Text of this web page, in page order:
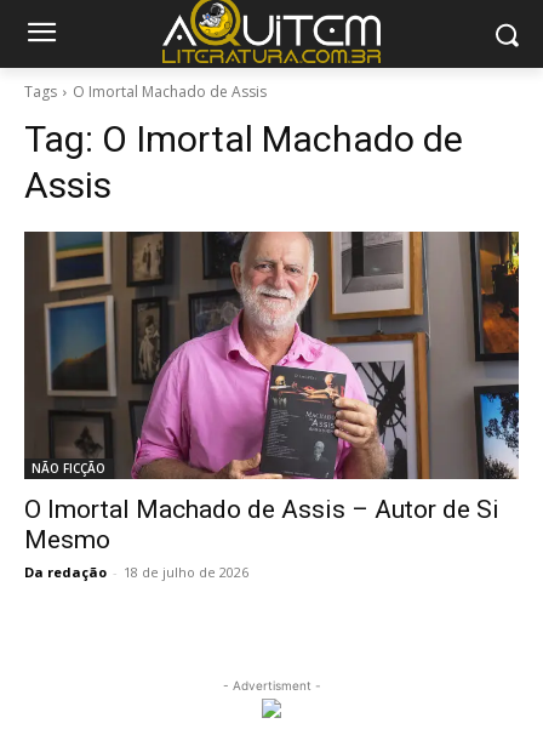
Tags O Imortal Machado de Assis
Tag: O Imortal Machado de
Assis
NÃO FICÇÃO
O Imortal Machado de Assis – Autor de Si
Mesmo
Da redação - 18 de julho de 2026
- Advertisment -